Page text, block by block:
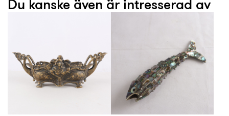
Du kanske även är intresserad av